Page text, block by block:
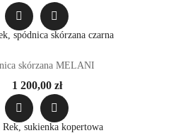
skórzana MELANI
1 200,00 zł